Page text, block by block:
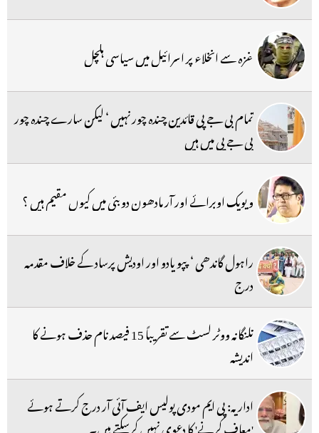
غزہ سے انخلاء پر اسرائیل میں سیاسی ہلچل
تمام بی جے پی قائدین چندہ چور نہیں ‘ لیکن سارے چندہ چور
بی جے پی میں ہیں
ویویک اوبرائے اور آر مادھون دوبئی میں کیوں مقیم ہیں ؟
راہول گاندھی ‘ پپو یادو اور اودیش پرساد کے خلاف مقدمہ
درج
تلنگانہ ووٹر لسٹ سے تقریباً 15 فیصد نام حذف ہونے کا
اندیشہ
اداریہ: پی ایم مودی پولیس ایف آئی آر درج کرتے ہوئے
'معاف کرنے' کا دعوی نہیں کرسکتے ہیں۔